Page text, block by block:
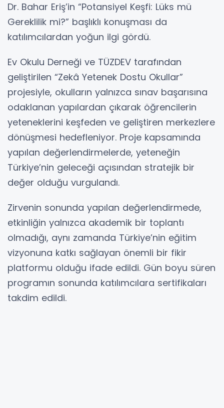
Dr. Bahar Eriş’in “Potansiyel Keşfi: Lüks mü
Gereklilik mi?” başlıklı konuşması da
katılımcılardan yoğun ilgi gördü.
Ev Okulu Derneği ve TÜZDEV tarafından
geliştirilen “Zekâ Yetenek Dostu Okullar”
projesiyle, okulların yalnızca sınav başarısına
odaklanan yapılardan çıkarak öğrencilerin
yeteneklerini keşfeden ve geliştiren merkezlere
dönüşmesi hedefleniyor. Proje kapsamında
yapılan değerlendirmelerde, yeteneğin
Türkiye’nin geleceği açısından stratejik bir
değer olduğu vurgulandı.
Zirvenin sonunda yapılan değerlendirmede,
etkinliğin yalnızca akademik bir toplantı
olmadığı, aynı zamanda Türkiye’nin eğitim
vizyonuna katkı sağlayan önemli bir fikir
platformu olduğu ifade edildi. Gün boyu süren
programın sonunda katılımcılara sertifikaları
takdim edildi.